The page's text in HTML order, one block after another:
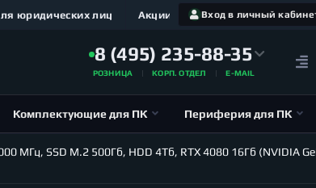
Вход в личный
юридических лиц Акции
8 (495) 235-88-35
РОЗНИЦА КОРП. ОТДЕЛ E-MAIL
Комплектующие для ПК Периферия для ПК
МГц, SSD M.2 500Гб, HDD 4Тб, RTX 4080 16Гб (NVIDIA